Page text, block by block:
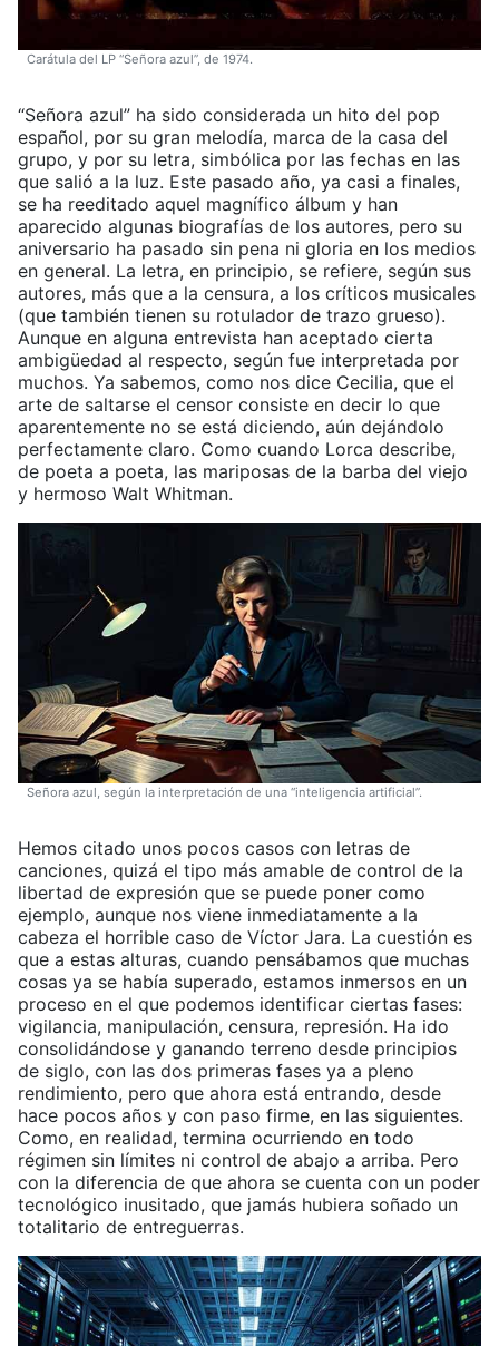
Carátula del LP “Señora azul”, de 1974.
“Señora azul” ha sido considerada un hito del pop
español, por su gran melodía, marca de la casa del
grupo, y por su letra, simbólica por las fechas en las
que salió a la luz. Este pasado año, ya casi a finales,
se ha reeditado aquel magnífico álbum y han
aparecido algunas biografías de los autores, pero su
aniversario ha pasado sin pena ni gloria en los medios
en general. La letra, en principio, se refiere, según sus
autores, más que a la censura, a los críticos musicales
(que también tienen su rotulador de trazo grueso).
Aunque en alguna entrevista han aceptado cierta
ambigüedad al respecto, según fue interpretada por
muchos. Ya sabemos, como nos dice Cecilia, que el
arte de saltarse el censor consiste en decir lo que
aparentemente no se está diciendo, aún dejándolo
perfectamente claro. Como cuando Lorca describe,
de poeta a poeta, las mariposas de la barba del viejo
y hermoso Walt Whitman.
Señora azul, según la interpretación de una “inteligencia artificial”.
Hemos citado unos pocos casos con letras de
canciones, quizá el tipo más amable de control de la
libertad de expresión que se puede poner como
ejemplo, aunque nos viene inmediatamente a la
cabeza el horrible caso de Víctor Jara. La cuestión es
que a estas alturas, cuando pensábamos que muchas
cosas ya se había superado, estamos inmersos en un
proceso en el que podemos identificar ciertas fases:
vigilancia, manipulación, censura, represión. Ha ido
consolidándose y ganando terreno desde principios
de siglo, con las dos primeras fases ya a pleno
rendimiento, pero que ahora está entrando, desde
hace pocos años y con paso firme, en las siguientes.
Como, en realidad, termina ocurriendo en todo
régimen sin límites ni control de abajo a arriba. Pero
con la diferencia de que ahora se cuenta con un poder
tecnológico inusitado, que jamás hubiera soñado un
totalitario de entreguerras.